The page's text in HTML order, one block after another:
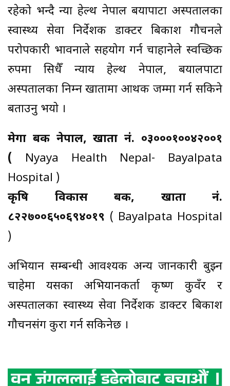
रहेको भन्दै न्या हेल्थ नेपाल बयापाटा अस्पतालका
स्वास्थ्य सेवा निर्देशक डाक्टर बिकाश गौचनले
परोपकारी भावनाले सहयोग गर्न चाहानेले स्वच्छिक
रुपमा सिधैँ न्याय हेल्थ नेपाल, बयालपाटा
अस्पतालका निम्न खातामा आर्थिक जम्मा गर्न सकिने
बताउनु भयो ।
मेगा बैँक नेपाल, खाता नं. ०३०००१००४२००१
( Nyaya Health Nepal- Bayalpata
Hospital )
कृषि विकास बैँक, खाता नं.
८२२७००६५०६९४०१९ ( Bayalpata Hospital
)
अभियान सम्बन्धी आवश्यक अन्य जानकारी बुझ्न
चाहेमा यसका अभियानकर्ता कृष्ण कुवँर र
अस्पतालका स्वास्थ्य सेवा निर्देशक डाक्टर बिकाश
गौचनसंग कुरा गर्न सकिनेछ ।